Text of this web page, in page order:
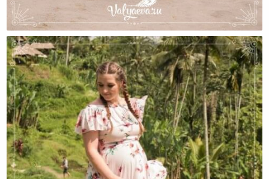
Есть Ли Жизнь После Родов?